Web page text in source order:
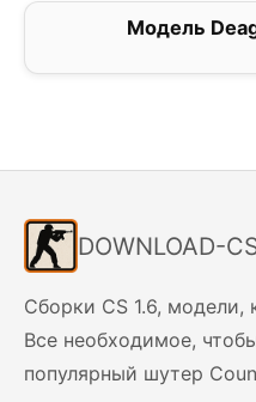
Модель
DOWNLOAD-
Сборки CS 1.6, модели,
Все необходимое,
популярный шутер